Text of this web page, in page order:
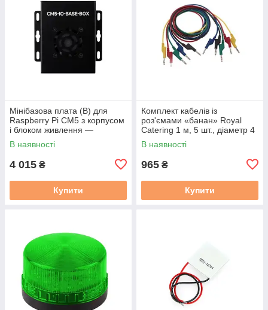
Мінібазова плата (B) для
Raspberry Pi CM5 з корпусом
і блоком живлення —
Waveshare 31234
В наявності
4 015 ₴
Купити
Комплект кабелів із
роз'ємами «банан» Royal
Catering 1 м, 5 шт., діаметр 4
мм, червоний, жовтий,
зелений, синій,
В наявності
965 ₴
Купити